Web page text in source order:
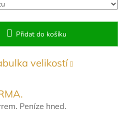
Přidat do košíku
velikostí
Peníze hned.